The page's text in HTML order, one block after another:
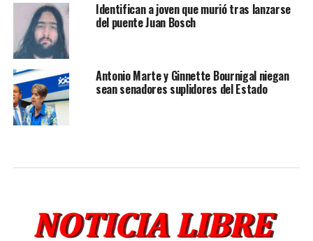
Identifican a joven que murió tras lanzarse
del puente Juan Bosch
Antonio Marte y Ginnette Bournigal niegan
sean senadores suplidores del Estado